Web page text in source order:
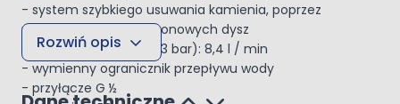
- system szybkiego usuwania kamienia, poprzez
przetarcie palcem silikonowych dysz
- przepływ max. (przy 3 bar): 8,4 l / min
- wymienny ogranicznik przepływu wody
- przyłącze G ½
Rozwiń opis